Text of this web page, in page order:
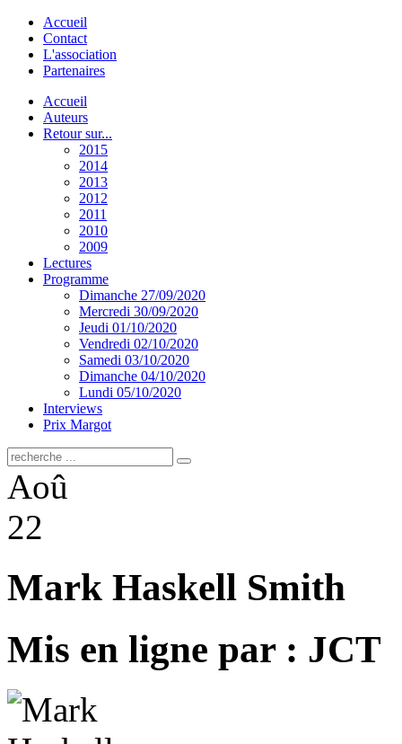
Accueil
Contact
L'association
Partenaires
Accueil
Auteurs
Retour sur...
2015
2014
2013
2012
2011
2010
2009
Lectures
Programme
Dimanche 27/09/2020
Mercredi 30/09/2020
Jeudi 01/10/2020
Vendredi 02/10/2020
Samedi 03/10/2020
Dimanche 04/10/2020
Lundi 05/10/2020
Interviews
Prix Margot
Aoû
22
Mark Haskell Smith
Mis en ligne par : JCT